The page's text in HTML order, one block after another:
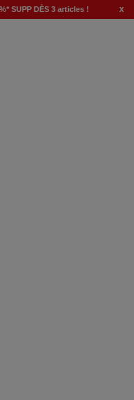
SUPP DÈS 3 articles ! x